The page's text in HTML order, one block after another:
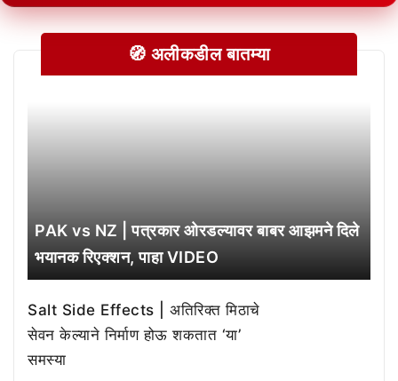
🧭 अलीकडील बातम्या
PAK vs NZ | पत्रकार ओरडल्यावर बाबर आझमने दिले
भयानक रिएक्शन, पाहा VIDEO
Salt Side Effects | अतिरिक्त मिठाचे
सेवन केल्याने निर्माण होऊ शकतात ‘या’
समस्या